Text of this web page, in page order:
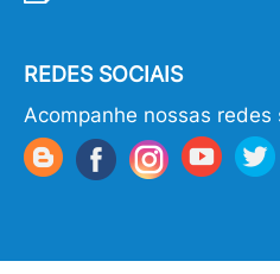
REDES SOCIAIS
Acompanhe nossas redes